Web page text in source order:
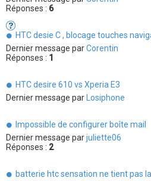
Réponses : 6
HTC desie C , blocage touches
Dernier message parCorentin
Réponses : 1
HTC desire 610 vs Xperia E3
Dernier message parLosiphone
Impossible de configurer boîte mail
Dernier message parjuliette06
Réponses : 2
batterie htc sensation ne tient pas